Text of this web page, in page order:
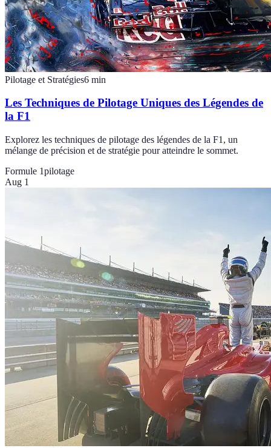
Pilotage et Stratégies6 min
Les Techniques de Pilotage Uniques des Légendes de
la F1
Explorez les techniques de pilotage des légendes de la F1, un
mélange de précision et de stratégie pour atteindre le sommet.
Formule 1pilotage
Aug 1